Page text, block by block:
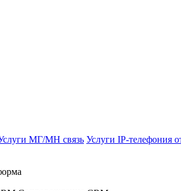
МГ/МН связь Услуги IP-телефония